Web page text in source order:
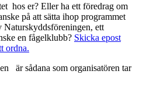
hos er? Eller ha ett föredrag om
på att sätta ihop programmet
Naturskyddsföreningen, ett
en fågelklubb? Skicka epost
ordna.
är sådana som organisatören tar